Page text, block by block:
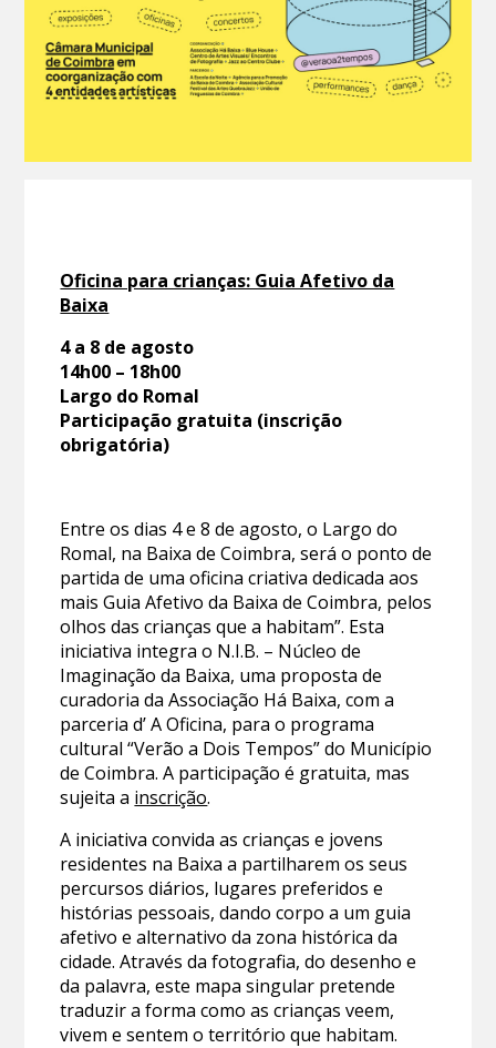
Oficina para crianças: Guia Afetivo da
Baixa
4 a 8 de agosto
14h00 – 18h00
Largo do Romal
Participação gratuita (inscrição
obrigatória)
Entre os dias 4 e 8 de agosto, o Largo do
Romal, na Baixa de Coimbra, será o ponto de
partida de uma oficina criativa dedicada aos
mais Guia Afetivo da Baixa de Coimbra, pelos
olhos das crianças que a habitam”. Esta
iniciativa integra o N.I.B. – Núcleo de
Imaginação da Baixa, uma proposta de
curadoria da Associação Há Baixa, com a
parceria d’ A Oficina, para o programa
cultural “Verão a Dois Tempos” do Município
de Coimbra. A participação é gratuita, mas
sujeita a inscrição.
A iniciativa convida as crianças e jovens
residentes na Baixa a partilharem os seus
percursos diários, lugares preferidos e
histórias pessoais, dando corpo a um guia
afetivo e alternativo da zona histórica da
cidade. Através da fotografia, do desenho e
da palavra, este mapa singular pretende
traduzir a forma como as crianças veem,
vivem e sentem o território que habitam.